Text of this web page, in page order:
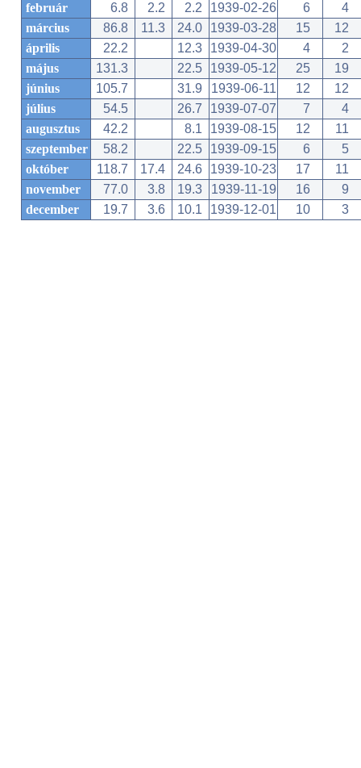
február
6.8 2.2 2.2 1939-02-26 6
4
március
86.8 11.3 24.0 1939-03-28 15
12
április
22.2 12.3 1939-04-30 4
2
május
131.3 22.5 1939-05-12 25
19
június
105.7 31.9 1939-06-11 12
12
július
54.5 26.7 1939-07-07 7
4
augusztus
42.2 8.1 1939-08-15 12
11
szeptember
58.2 22.5 1939-09-15 6
5
október
118.7 17.4 24.6 1939-10-23 17
11
november
77.0 3.8 19.3 1939-11-19 16
9
december
19.7 3.6 10.1 1939-12-01 10 3